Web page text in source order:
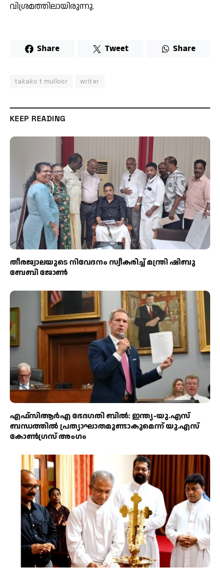
വിശ്രമത്തിലായിരുന്നു.
Share Tweet Share
takako t mulloor writer
KEEP READING
തീരജ്വാലയുടെ നിവേദനം സ്വീകരിച്ച് മന്ത്രി ഷിബു
ബേബി ജോൺ
എഫ്‌സിആർഎ ഭേദഗതി ബിൽ: ഇന്ത്യ-യു.എസ്
ബന്ധത്തിൽ പ്രത്യാഘാതമുണ്ടാകുമെന്ന് യു.എസ്
കോൺഗ്രസ് അംഗം